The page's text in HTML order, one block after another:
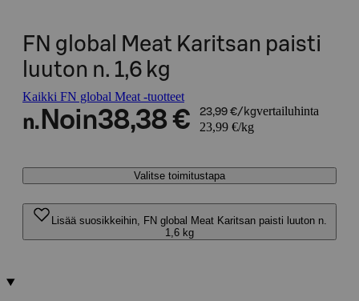
FN global Meat Karitsan paisti
luuton n. 1,6 kg
Kaikki FN global Meat -tuotteet
n. Noin38,38 € 23,99 €/kgvertailuhinta
23,99 €/kg
Valitse toimitustapa
Lisää suosikkeihin, FN global Meat Karitsan paisti luuton n.
1,6 kg